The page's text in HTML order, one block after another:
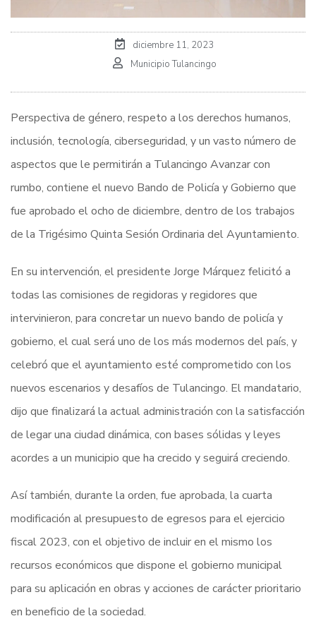
diciembre 11, 2023
Municipio Tulancingo
Perspectiva de género, respeto a los derechos humanos,
inclusión, tecnología, ciberseguridad, y un vasto número de
aspectos que le permitirán a Tulancingo Avanzar con
rumbo, contiene el nuevo Bando de Policía y Gobierno que
fue aprobado el ocho de diciembre, dentro de los trabajos
de la Trigésimo Quinta Sesión Ordinaria del Ayuntamiento.
En su intervención, el presidente Jorge Márquez felicitó a
todas las comisiones de regidoras y regidores que
intervinieron, para concretar un nuevo bando de policía y
gobierno, el cual será uno de los más modernos del país, y
celebró que el ayuntamiento esté comprometido con los
nuevos escenarios y desafíos de Tulancingo. El mandatario,
dijo que finalizará la actual administración con la satisfacción
de legar una ciudad dinámica, con bases sólidas y leyes
acordes a un municipio que ha crecido y seguirá creciendo.
Así también, durante la orden, fue aprobada, la cuarta
modificación al presupuesto de egresos para el ejercicio
fiscal 2023, con el objetivo de incluir en el mismo los
recursos económicos que dispone el gobierno municipal
para su aplicación en obras y acciones de carácter prioritario
en beneficio de la sociedad.